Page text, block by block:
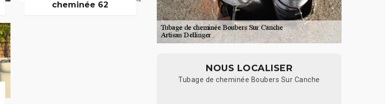
cheminée 62
NOUS LOCALISER
Tubage de cheminée Boubers Sur Canche